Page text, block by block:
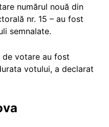
numărul nouă din
nr. 15 – au fost
semnalate.
de votare au fost
votului, a declarat